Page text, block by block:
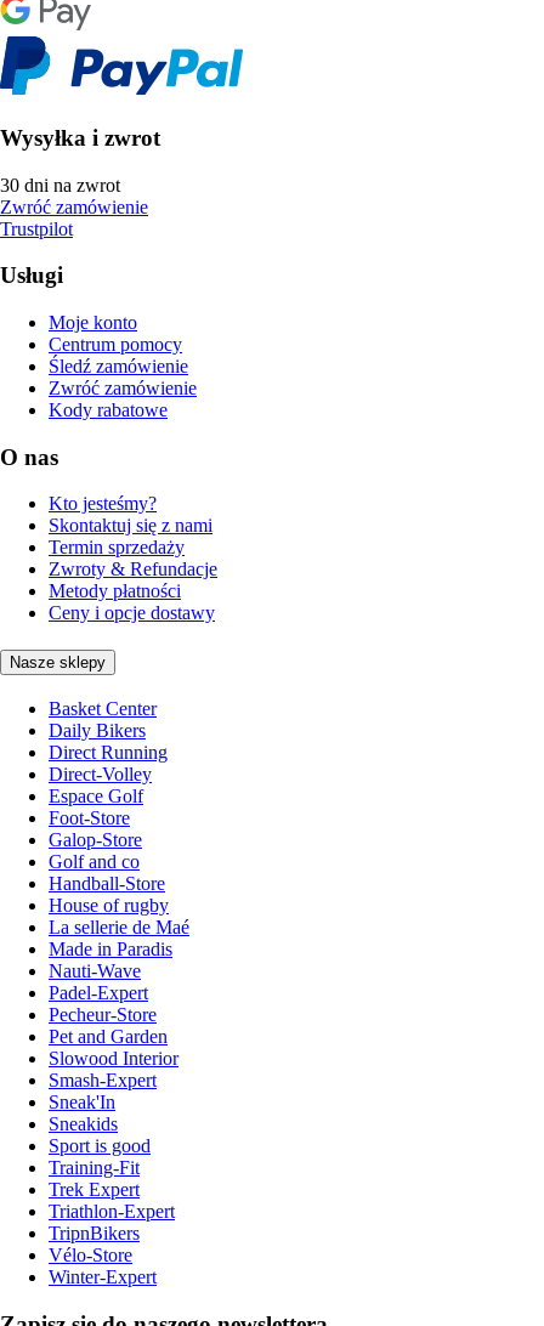
Wysyłka i zwrot
30 dni na zwrot
Zwróć zamówienie
Trustpilot
Usługi
Moje konto
Centrum pomocy
Śledź zamówienie
Zwróć zamówienie
Kody rabatowe
O nas
Kto jesteśmy?
Skontaktuj się z nami
Termin sprzedaży
Zwroty & Refundacje
Metody płatności
Ceny i opcje dostawy
Nasze sklepy
Basket Center
Daily Bikers
Direct Running
Direct-Volley
Espace Golf
Foot-Store
Galop-Store
Golf and co
Handball-Store
House of rugby
La sellerie de Maé
Made in Paradis
Nauti-Wave
Padel-Expert
Pecheur-Store
Pet and Garden
Slowood Interior
Smash-Expert
Sneak'In
Sneakids
Sport is good
Training-Fit
Trek Expert
Triathlon-Expert
TripnBikers
Vélo-Store
Winter-Expert